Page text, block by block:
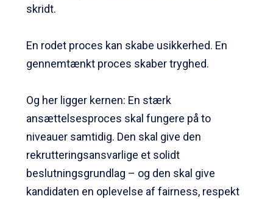
skridt.
En rodet proces kan skabe usikkerhed. En
gennemtænkt proces skaber tryghed.
Og her ligger kernen: En stærk
ansættelsesproces skal fungere på to
niveauer samtidig. Den skal give den
rekrutteringsansvarlige et solidt
beslutningsgrundlag – og den skal give
kandidaten en oplevelse af fairness, respekt